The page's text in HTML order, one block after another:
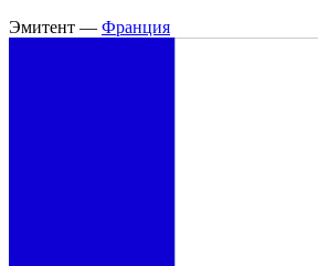
Эмитент — Франция